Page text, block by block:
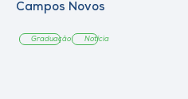
Campos Novos
Graduação Notícia